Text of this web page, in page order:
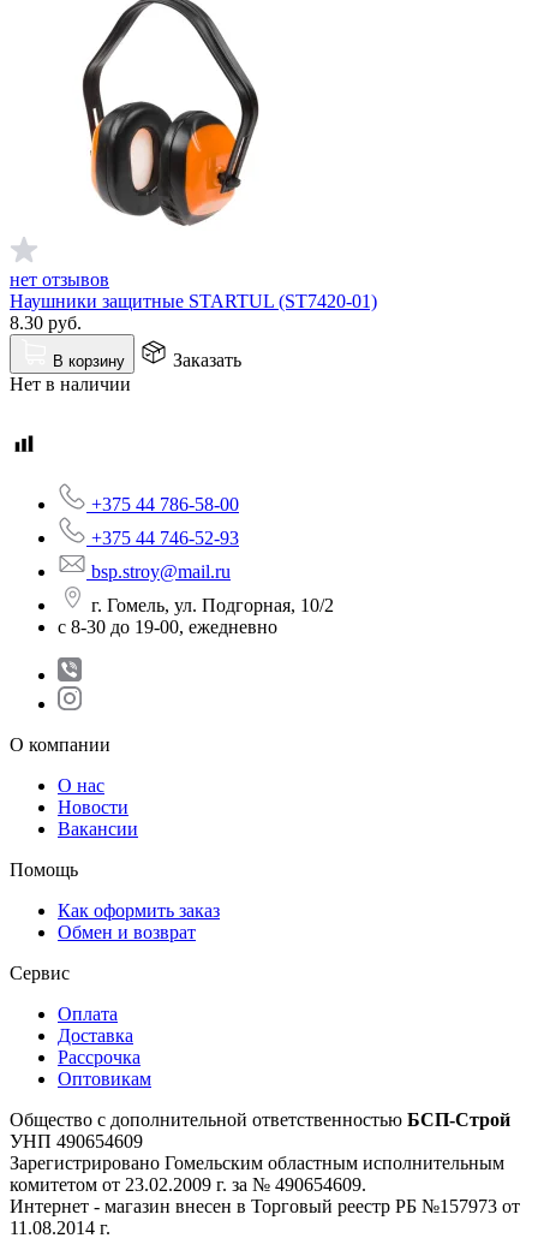
нет отзывов
Наушники защитные STARTUL (ST7420-01)
8.30 руб.
В корзину
Заказать
Нет в наличии
+375 44 786-58-00
+375 44 746-52-93
bsp.stroy@mail.ru
г. Гомель, ул. Подгорная, 10/2
с 8-30 до 19-00, ежедневно
О компании
О нас
Новости
Вакансии
Помощь
Как оформить заказ
Обмен и возврат
Сервис
Оплата
Доставка
Рассрочка
Оптовикам
Общество с дополнительной ответственностью БСП-Строй
УНП 490654609
Зарегистрировано Гомельским областным исполнительным
комитетом от 23.02.2009 г. за № 490654609.
Интернет - магазин внесен в Торговый реестр РБ №157973 от
11.08.2014 г.